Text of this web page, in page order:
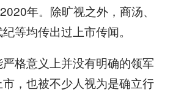
年。除旷视之外，商汤、
等均传出过上市传闻。
格意义上并没有明确的领军
，也被不少人视为是确立行